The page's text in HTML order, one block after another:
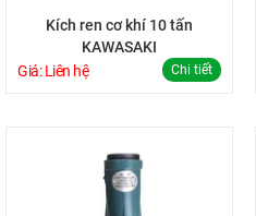
Kích ren cơ khí 10 tấn
KAWASAKI
Giá: Liên hệ
Chi tiết